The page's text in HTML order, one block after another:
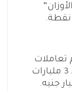
الأوزان”
تعاملات
الأحد، وخسر رأس المال السوقي 3 مليارات